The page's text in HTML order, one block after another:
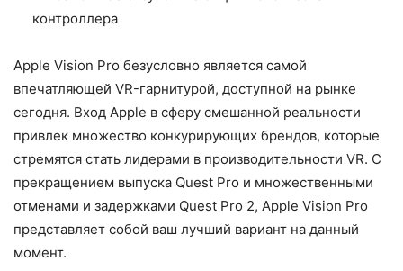
контроллера
Apple Vision Pro безусловно является самой
впечатляющей VR-гарнитурой, доступной на рынке
сегодня. Вход Apple в сферу смешанной реальности
привлек множество конкурирующих брендов, которые
стремятся стать лидерами в производительности VR. С
прекращением выпуска Quest Pro и множественными
отменами и задержками Quest Pro 2, Apple Vision Pro
представляет собой ваш лучший вариант на данный
момент.